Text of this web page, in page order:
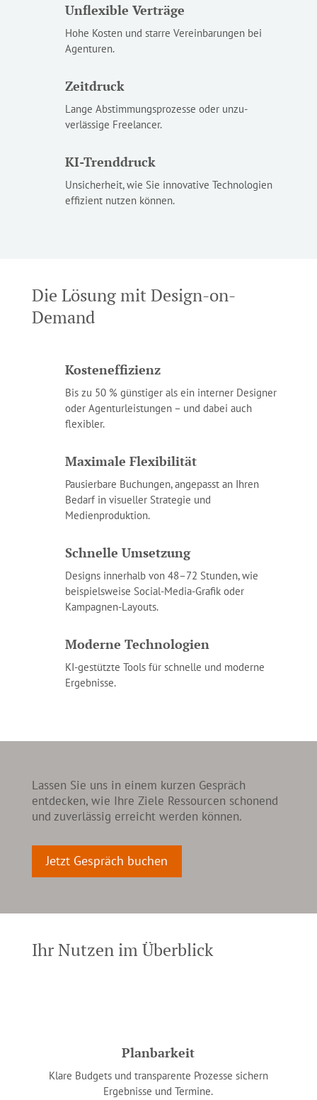
Unflexible Verträge
Hohe Kosten und starre Vereinbarungen bei
Agenturen.
Zeitdruck
Lange Abstimmungs­­prozesse oder unzu­
verlässige Free­­lancer.
KI-Trenddruck
Unsicherheit, wie Sie innovative Technologien
effizient nutzen können.
Die Lösung mit Design-on-
Demand
Kosteneffizienz
Bis zu 50 % günstiger als ein interner Designer
oder Agenturleistungen – und dabei auch
flexibler.
Maximale Flexibilität
Pausierbare Buchungen, angepasst an Ihren
Bedarf in visueller Strategie und
Medienproduktion.
Schnelle Umsetzung
Designs innerhalb von 48–72 Stunden, wie
beispiels­weise Social-Media-Grafik oder
Kampagnen-Layouts.
Moderne Technologien
KI-gestützte Tools für schnelle und moderne
Ergebnisse.
Lassen Sie uns in einem kurzen Gespräch
entdecken, wie Ihre Ziele Ressourcen schonend
und zuverlässig erreicht werden können.
Jetzt Gespräch buchen
Ihr Nutzen im Überblick
Planbarkeit
Klare Budgets und transparente Prozesse sichern
Ergebnisse und Termine.